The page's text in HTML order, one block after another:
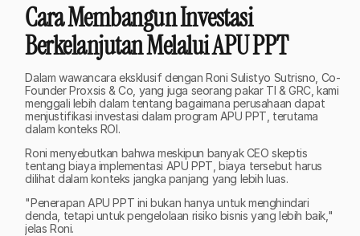
Cara Membangun Investasi
Berkelanjutan Melalui APU PPT
Dalam wawancara eksklusif dengan Roni Sulistyo Sutrisno, Co-
Founder Proxsis & Co, yang juga seorang pakar TI & GRC, kami
menggali lebih dalam tentang bagaimana perusahaan dapat
menjustifikasi investasi dalam program APU PPT, terutama
dalam konteks ROI.
Roni menyebutkan bahwa meskipun banyak CEO skeptis
tentang biaya implementasi APU PPT, biaya tersebut harus
dilihat dalam konteks jangka panjang yang lebih luas.
"Penerapan APU PPT ini bukan hanya untuk menghindari
denda, tetapi untuk pengelolaan risiko bisnis yang lebih baik,"
jelas Roni.